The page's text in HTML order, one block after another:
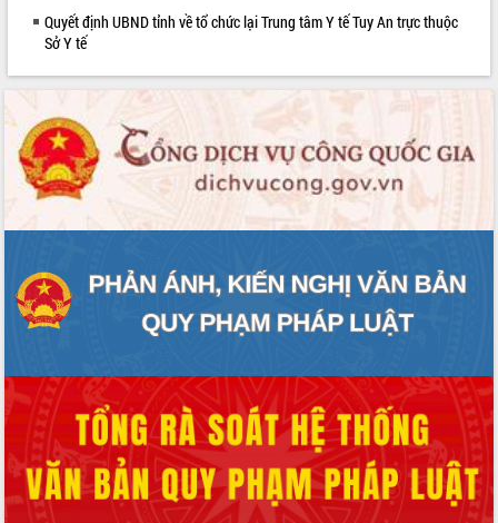
Quyết định UBND tỉnh về tổ chức lại Trung tâm Y tế Tuy An trực thuộc
Sở Y tế